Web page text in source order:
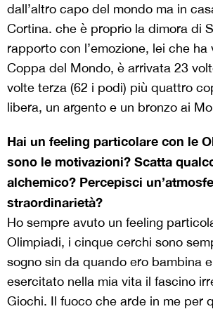
dall’altro capo del mondo ma in
Cortina. che è proprio la dimora di
rapporto con l’emozione, lei che ha
Coppa del Mondo, è arrivata 23
volte terza (62 i podi) più quattro
libera, un argento e un bronzo ai
Hai un feeling particolare con le
sono le motivazioni? Scatta
alchemico? Percepisci
straordinarietà?
Ho sempre avuto un feeling
Olimpiadi, i cinque cerchi sono
sogno sin da quando ero bambina
esercitato nella mia vita il fascino
Giochi. Il fuoco che arde in me per